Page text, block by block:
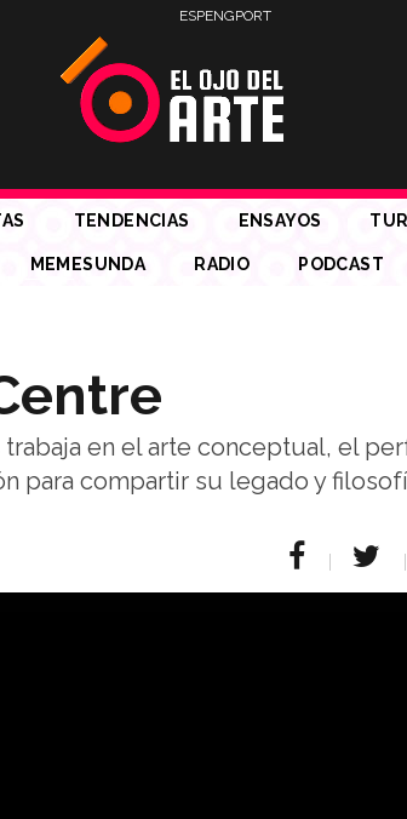
ESPENGPORT
TENDENCIAS ENSAYOS
MEMESUNDA RADIO PODCAST
en el arte conceptual, el
para compartir su legado y